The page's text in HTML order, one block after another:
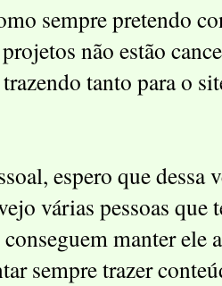
sempre pretendo
não estão
tanto para o
espero que dessa
várias pessoas
manter ele
sempre trazer